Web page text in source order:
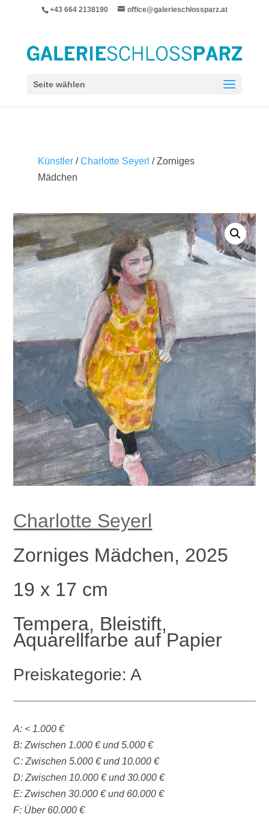
+43 664 2138190 office@galerieschlossparz.at
Seite wählen
Künstler/Charlotte Seyerl / Zorniges
Mädchen
Charlotte Seyerl
Zorniges Mädchen, 2025
19 x 17 cm
Tempera, Bleistift,
Aquarellfarbe auf Papier
Preiskategorie: A
A: < 1.000 €
B: Zwischen 1.000 € und 5.000 €
C: Zwischen 5.000 € und 10.000 €
D: Zwischen 10.000 € und 30.000 €
E: Zwischen 30.000 € und 60.000 €
F: Über 60.000 €